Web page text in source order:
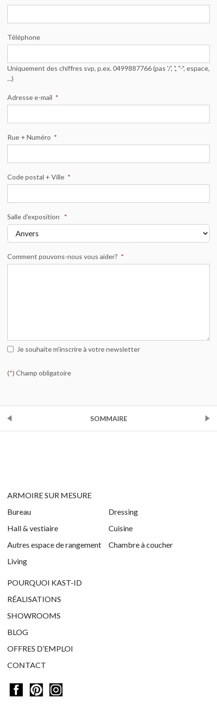
Téléphone
Uniquement des chiffres svp, p.ex. 0499887766 (pas '/', '.', "-", espace,
...)
Adresse e-mail *
Rue + Numéro *
Code postal + Ville *
Salle d'exposition *
Comment pouvons-nous vous aider? *
Je souhaite m'inscrire à votre newsletter
(*) Champ obligatoire
SOMMAIRE
ARMOIRE SUR MESURE
Bureau
Dressing
Hall & vestiaire
Cuisine
Autres espace de rangement
Chambre à coucher
Living
POURQUOI KAST-ID
RÉALISATIONS
SHOWROOMS
BLOG
OFFRES D’EMPLOI
CONTACT